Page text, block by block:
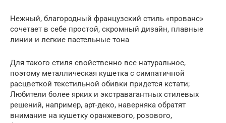
Нежный, благородный французский стиль «прованс»
сочетает в себе простой, скромный дизайн, плавные
линии и легкие пастельные тона
Для такого стиля свойственно все натуральное,
поэтому металлическая кушетка с симпатичной
расцветкой текстильной обивки придется кстати;
Любители более ярких и экстравагантных стилевых
решений, например, арт-деко, наверняка обратят
внимание на кушетку оранжевого, розового,